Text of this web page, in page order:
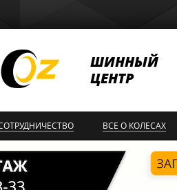
ШИННЫЙ
ЦЕНТР
ВСЕ О КОЛЕСАХ